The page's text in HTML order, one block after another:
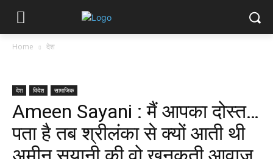
Home देश
देश विदेश सामाजिक
Ameen Sayani : मैं आपका दोस्त…
पता है तब श्रीलंका से क्यों आती थी